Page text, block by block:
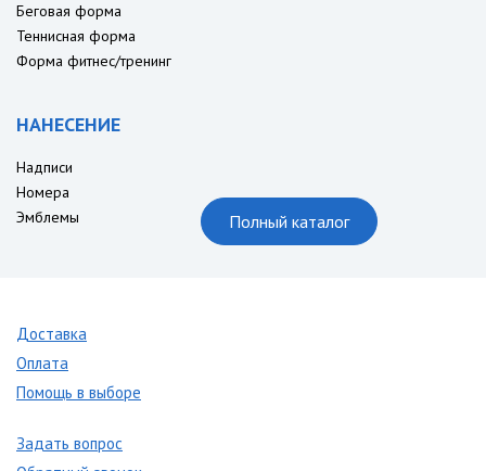
Беговая форма
Теннисная форма
Форма фитнес/тренинг
НАНЕСЕНИЕ
Надписи
Номера
Эмблемы
Полный каталог
Доставка
Оплата
Помощь в выборе
Задать вопрос